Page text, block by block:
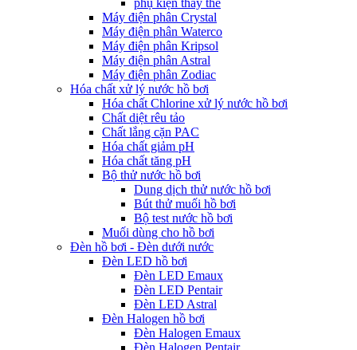
phụ kiện thay thế
Máy điện phân Crystal
Máy điện phân Waterco
Máy điện phân Kripsol
Máy điện phân Astral
Máy điện phân Zodiac
Hóa chất xử lý nước hồ bơi
Hóa chất Chlorine xử lý nước hồ bơi
Chất diệt rêu tảo
Chất lắng cặn PAC
Hóa chất giảm pH
Hóa chất tăng pH
Bộ thử nước hồ bơi
Dung dịch thử nước hồ bơi
Bút thử muối hồ bơi
Bộ test nước hồ bơi
Muối dùng cho hồ bơi
Đèn hồ bơi - Đèn dưới nước
Đèn LED hồ bơi
Đèn LED Emaux
Đèn LED Pentair
Đèn LED Astral
Đèn Halogen hồ bơi
Đèn Halogen Emaux
Đèn Halogen Pentair